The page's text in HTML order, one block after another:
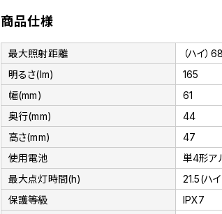
商品仕様
最大照射距離
（ハイ）
明るさ(lm)
165
幅(mm)
61
奥行(mm)
44
高さ(mm)
47
使用電池
単4形ア
最大点灯時間(h)
21.5(ハ
保護等級
IPX7